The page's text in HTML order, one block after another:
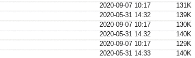
2020-09-07 10:17
131K
2020-05-31 14:32
139K
2020-09-07 10:17
130K
2020-05-31 14:32
140K
2020-09-07 10:17
129K
2020-05-31 14:33
140K